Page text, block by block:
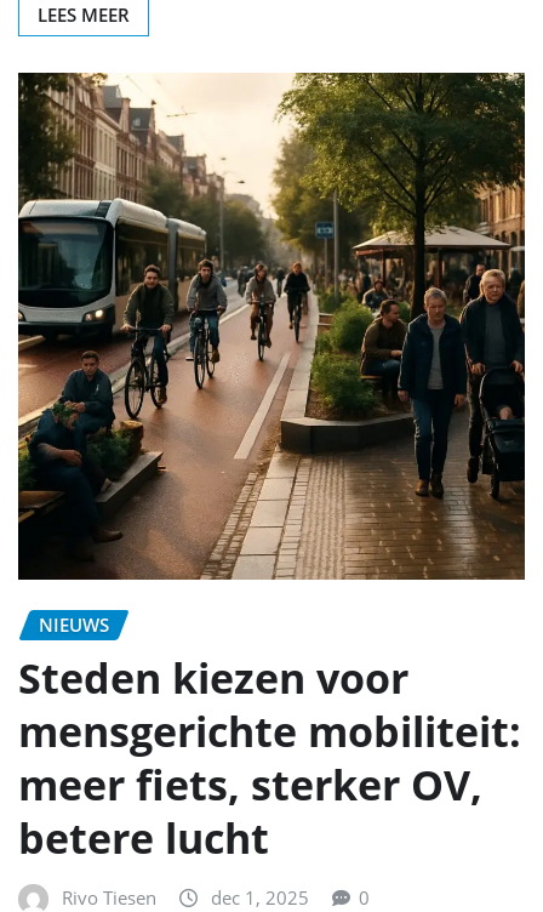
LEES MEER
NIEUWS
Steden kiezen voor
mensgerichte mobiliteit:
meer fiets, sterker OV,
betere lucht
Rivo Tiesen dec 1, 2025 0